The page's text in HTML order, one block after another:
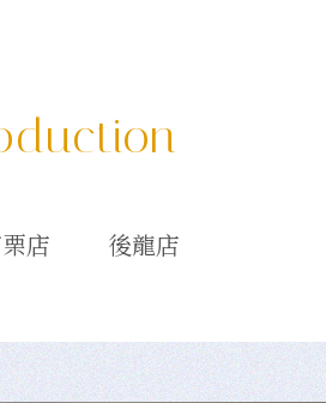
店 後龍店